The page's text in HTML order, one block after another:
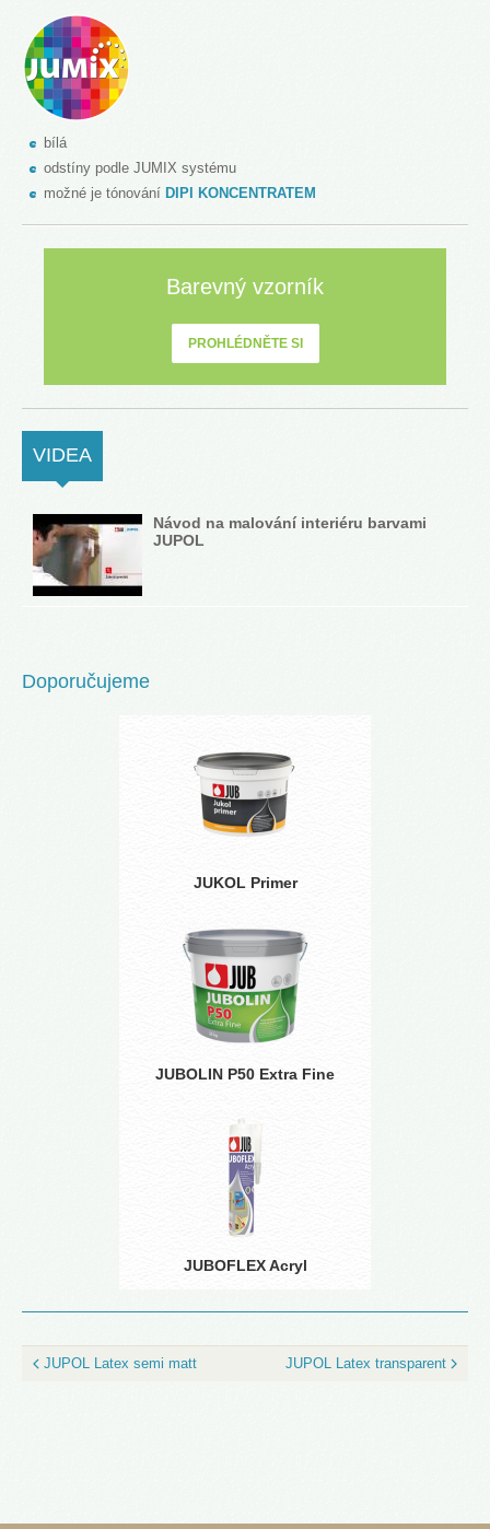
bílá
odstíny podle JUMIX systému
možné je tónování DIPI KONCENTRATEM
Barevný vzorník
PROHLÉDNĚTE SI
VIDEA
Návod na malování interiéru barvami
JUPOL
Doporučujeme
JUKOL Primer
JUBOLIN P50 Extra Fine
JUBOFLEX Acryl
JUPOL Latex semi matt JUPOL Latex transparent